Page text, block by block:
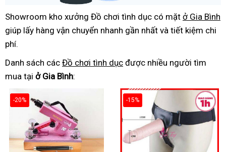
Showroom kho xưởng Đồ chơi tình dục có mặt ở Gia Bình
giúp lấy hàng vận chuyển nhanh gần nhất và tiết kiệm chi
phí.
Danh sách các Đồ chơi tình dục được nhiều người tìm
mua tại ở Gia Bình:
-20% -15%